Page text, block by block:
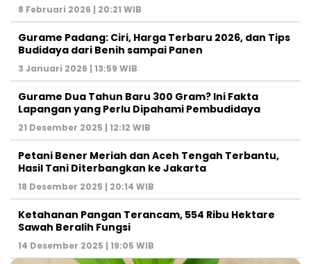
8 Februari 2026 | 20:21 WIB
Gurame Padang: Ciri, Harga Terbaru 2026, dan Tips
Budidaya dari Benih sampai Panen
3 Januari 2026 | 13:59 WIB
Gurame Dua Tahun Baru 300 Gram? Ini Fakta
Lapangan yang Perlu Dipahami Pembudidaya
21 Desember 2025 | 12:12 WIB
Petani Bener Meriah dan Aceh Tengah Terbantu,
Hasil Tani Diterbangkan ke Jakarta
18 Desember 2025 | 20:14 WIB
Ketahanan Pangan Terancam, 554 Ribu Hektare
Sawah Beralih Fungsi
14 Desember 2025 | 19:05 WIB